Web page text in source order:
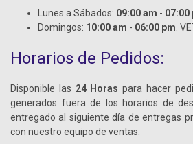
Lunes a Sábados: 09:00 am - 07:00
Domingos: 10:00 am - 06:00 pm .
Horarios de Pedidos:
Disponible las 24 Horas para hacer
generados fuera de los horarios de
entregado al siguiente día de entregas
con nuestro equipo de ventas.